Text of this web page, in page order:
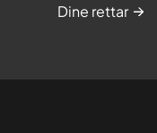
Dine rettar